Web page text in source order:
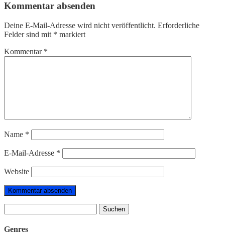
Kommentar absenden
Deine E-Mail-Adresse wird nicht veröffentlicht. Erforderliche
Felder sind mit * markiert
Kommentar *
Name *
E-Mail-Adresse *
Website
nach:
Genres